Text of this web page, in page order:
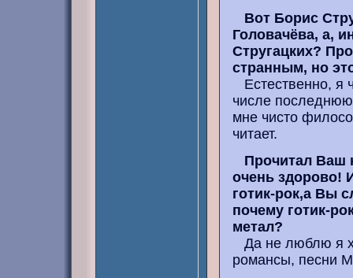
Вот Борис
Головачёва, а,
Стругацких?
странным, но
Естественно, я
числе
мне чисто
читает.
Прочитал Ваш
очень здорово!
готик-рок,а Вы
почему готик-
метал?
Да не люблю я
романсы, песни